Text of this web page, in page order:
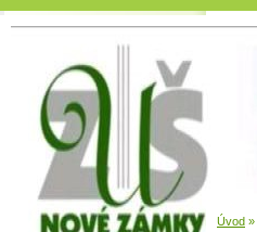
Úvod »